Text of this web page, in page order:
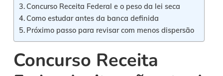
Concurso Receita Federal e o peso da lei seca
Como estudar antes da banca definida
Próximo passo para revisar com menos dispersão
Concurso Receita